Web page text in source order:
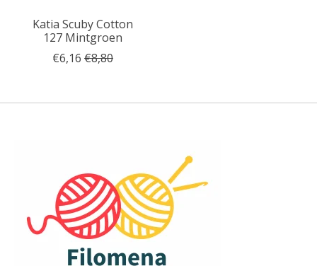
Katia Scuby Cotton
127 Mintgroen
€6,16 €8,80